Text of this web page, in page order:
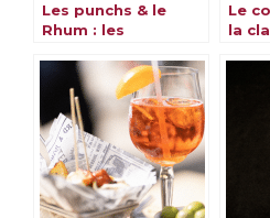
Les punchs & le
Rhum : les
Le
la